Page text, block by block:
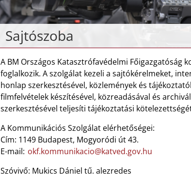
Sajtószoba
A BM Országos Katasztrófavédelmi Főigazgatóság
foglalkozik. A szolgálat kezeli a sajtókérelmeket,
honlap szerkesztésével, közlemények és
filmfelvételek készítésével, közreadásával és
szerkesztésével teljesíti tájékoztatási
A Kommunikációs Szolgálat elérhetőségei:
Cím: 1149 Budapest, Mogyoródi út 43.
E-mail: okf.kommunikacio@katved.gov.hu
Szóvivő: Mukics Dániel tű. alezredes